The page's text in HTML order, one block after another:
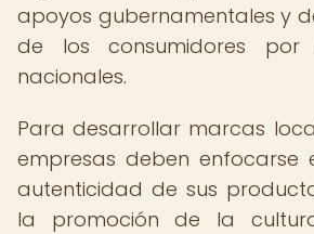
apoyos gubernamentales y
de los consumidores por
nacionales.
Para desarrollar marcas
empresas deben
autenticidad de sus
la promoción de la